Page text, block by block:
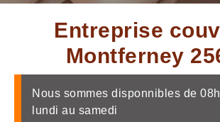
Entreprise
Montferney
Nous sommes disponnibles de
lundi au samedi